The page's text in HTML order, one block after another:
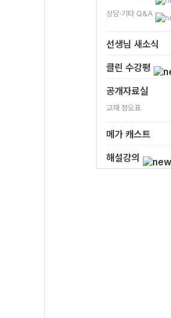
상담·기타 Q&A
선생님 새소식
클린 수강평
공개자료실
교재 정오표
메가 캐스트
해설강의